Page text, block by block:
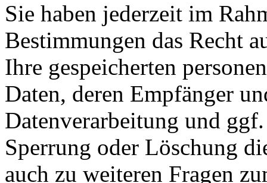
Sie haben jederzeit im
Bestimmungen das Recht
Ihre gespeicherten
Daten, deren Empfänger
Datenverarbeitung und
Sperrung oder Löschung
auch zu weiteren Fragen